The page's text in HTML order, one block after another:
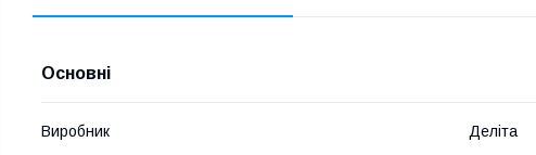
Основні
Виробник Деліта